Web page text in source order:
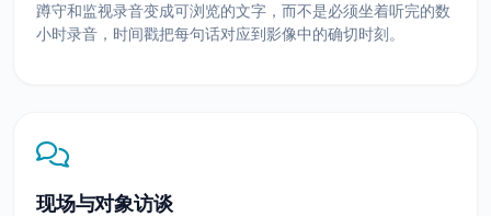
蹲守和监视录音变成可浏览的文字，而不是必须坐着听完的数
小时录音，时间戳把每句话对应到影像中的确切时刻。
现场与对象访谈